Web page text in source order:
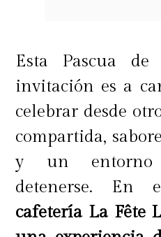
Esta Pascua de
invitación es a
celebrar desde
compartida,
y un entorno
detenerse. En
cafetería La Fête